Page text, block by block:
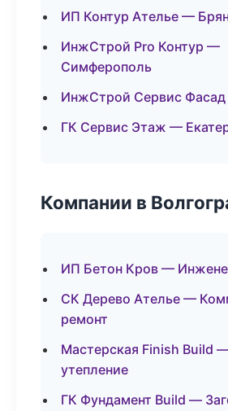
ИП Контур Ателье —
ИнжСтрой Pro Контур —
Симферополь
ИнжСтрой Сервис
ГК Сервис Этаж —
Компании в
ИП Бетон Кров —
СК Дерево Ателье —
ремонт
Мастерская Finish Build
утепление
ГК Фундамент Build —